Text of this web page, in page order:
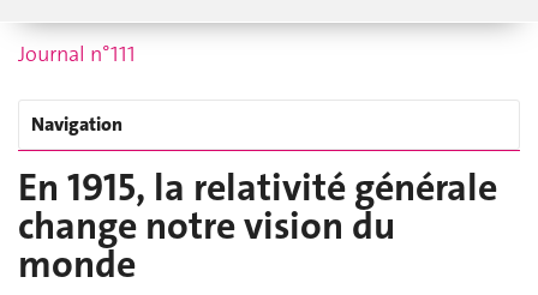
Journal n°111
Navigation
En 1915, la relativité générale
change notre vision du
monde